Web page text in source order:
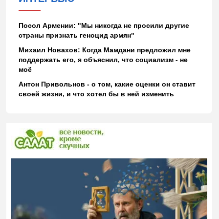
Посол Армении: "Мы никогда не просили другие
страны признать геноцид армян"
Михаил Новахов: Когда Мамдани предложил мне
поддержать его, я объяснил, что социализм - не
моё
Антон Привольнов - о том, какие оценки он ставит
своей жизни, и что хотел бы в ней изменить